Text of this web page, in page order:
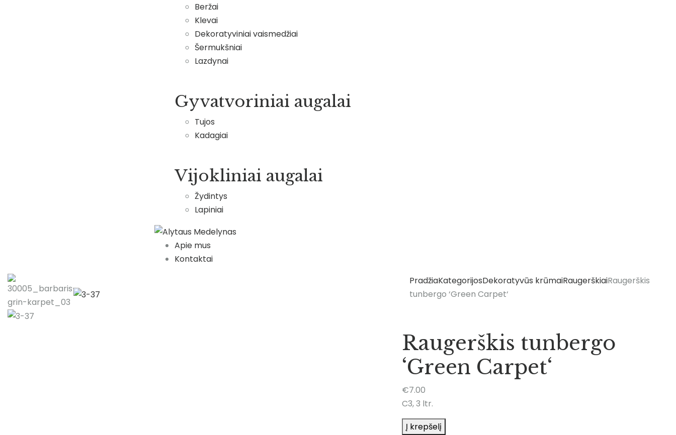
Beržai
Klevai
Dekoratyviniai vaismedžiai
Šermukšniai
Lazdynai
Gyvatvoriniai augalai
Tujos
Kadagiai
Vijokliniai augalai
Žydintys
Lapiniai
Apie mus
Kontaktai
PradžiaKategorijosDekoratyvūs krūmaiRaugerškiaiRaugerškis
tunbergo ‘Green Carpet‘
Raugerškis tunbergo
‘Green Carpet‘
€7.00
C3, 3 ltr.
Į krepšelį